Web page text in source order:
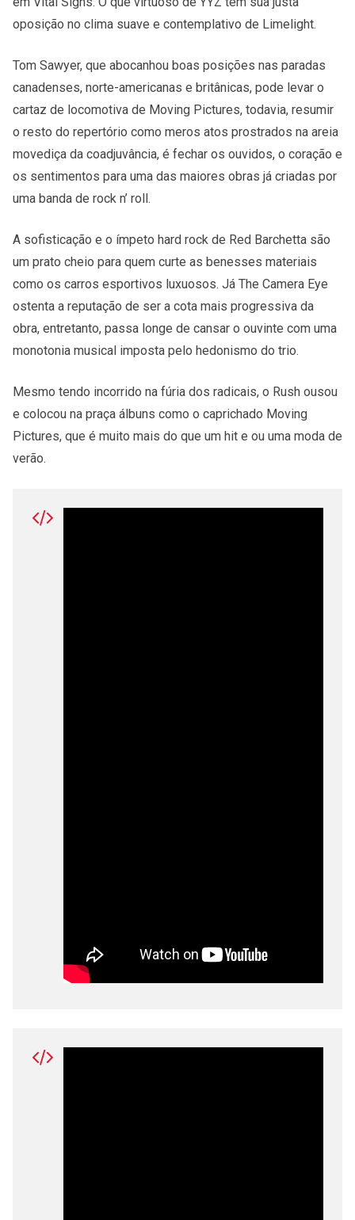
oposição no clima suave e contemplativo de Limelight.
Tom Sawyer, que abocanhou boas posições nas paradas
canadenses, norte-americanas e britânicas, pode levar o
cartaz de locomotiva de Moving Pictures, todavia, resumir
o resto do repertório como meros atos prostrados na areia
movediça da coadjuvância, é fechar os ouvidos, o coração e
os sentimentos para uma das maiores obras já criadas por
uma banda de rock n’ roll.
A sofisticação e o ímpeto hard rock de Red Barchetta são
um prato cheio para quem curte as benesses materiais
como os carros esportivos luxuosos. Já The Camera Eye
ostenta a reputação de ser a cota mais progressiva da
obra, entretanto, passa longe de cansar o ouvinte com uma
monotonia musical imposta pelo hedonismo do trio.
Mesmo tendo incorrido na fúria dos radicais, o Rush ousou
e colocou na praça álbuns como o caprichado Moving
Pictures, que é muito mais do que um hit e ou uma moda de
verão.